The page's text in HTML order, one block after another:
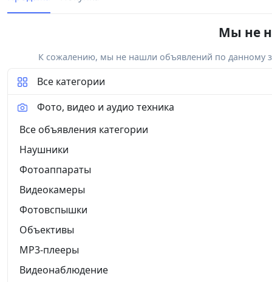
Мы не
К сожалению, мы не нашли объявлений по данному
Все категории
Фото, видео и аудио техника
Все объявления категории
Наушники
Фотоаппараты
Видеокамеры
Фотовспышки
Объективы
MP3-плееры
Видеонаблюдение